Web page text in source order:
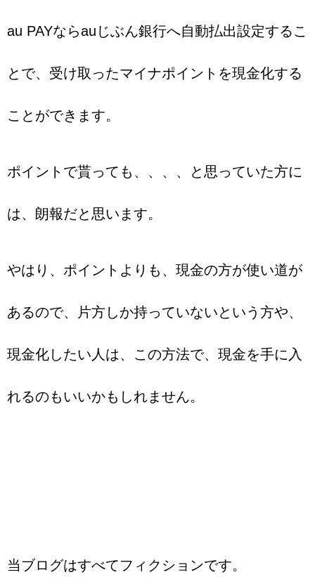
au PAYならauじぶん銀行へ自動払出設定するこ
とで、受け取ったマイナポイントを現金化する
ことができます。
ポイントで貰っても、、、、と思っていた方に
は、朗報だと思います。
やはり、ポイントよりも、現金の方が使い道が
あるので、片方しか持っていないという方や、
現金化したい人は、この方法で、現金を手に入
れるのもいいかもしれません。
当ブログはすべてフィクションです。